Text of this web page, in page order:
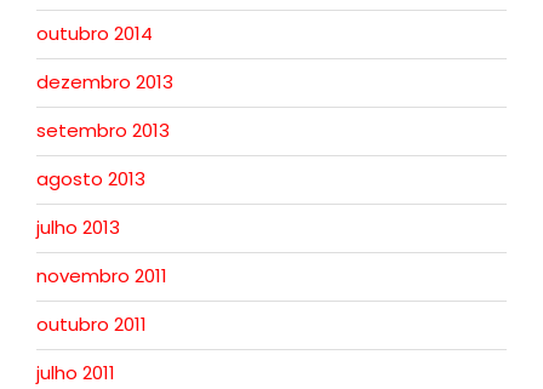
outubro 2014
dezembro 2013
setembro 2013
agosto 2013
julho 2013
novembro 2011
outubro 2011
julho 2011